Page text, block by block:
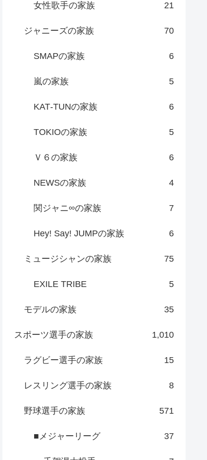
女性歌手の家族 21
ジャニーズの家族 70
SMAPの家族 6
嵐の家族 5
KAT‐TUNの家族 6
TOKIOの家族 5
Ｖ６の家族 6
NEWSの家族 4
関ジャニ∞の家族 7
Hey! Say! JUMPの家族 6
ミュージシャンの家族 75
EXILE TRIBE 5
モデルの家族 35
スポーツ選手の家族 1,010
ラグビー選手の家族 15
レスリング選手の家族 8
野球選手の家族 571
■メジャーリーグ 37